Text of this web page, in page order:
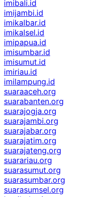
imibali.id
imijambi.id
imikalbar.id
imikalsel.id
imipapua.id
imisumbar.id
imisumut.id
imiriau.id
imilampung.id
suaraaceh.org
suarabanten.org
suarajogja.org
suarajambi.org
suarajabar.org
suarajatim.org
suarajateng.org
suarariau.org
suarasumut.org
suarasumbar.org
suarasumsel.org